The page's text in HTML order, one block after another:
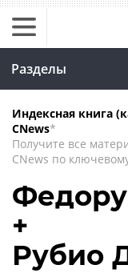
Разделы
Индексная книга
CNews*
Получите все
CNews по
+
Рубио